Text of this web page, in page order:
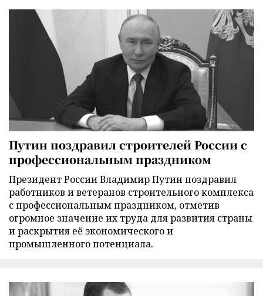
Путин поздравил строителей России с
профессиональным праздником
Президент России Владимир Путин поздравил
работников и ветеранов строительного комплекса
с профессиональным праздником, отметив
огромное значение их труда для развития страны
и раскрытия её экономического и
промышленного потенциала.